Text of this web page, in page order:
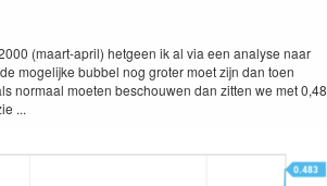
(maart-april) hetgeen ik al via een analyse naar
mogelijke bubbel nog groter moet zijn dan toen
normaal moeten beschouwen dan zitten we met 0,48
...